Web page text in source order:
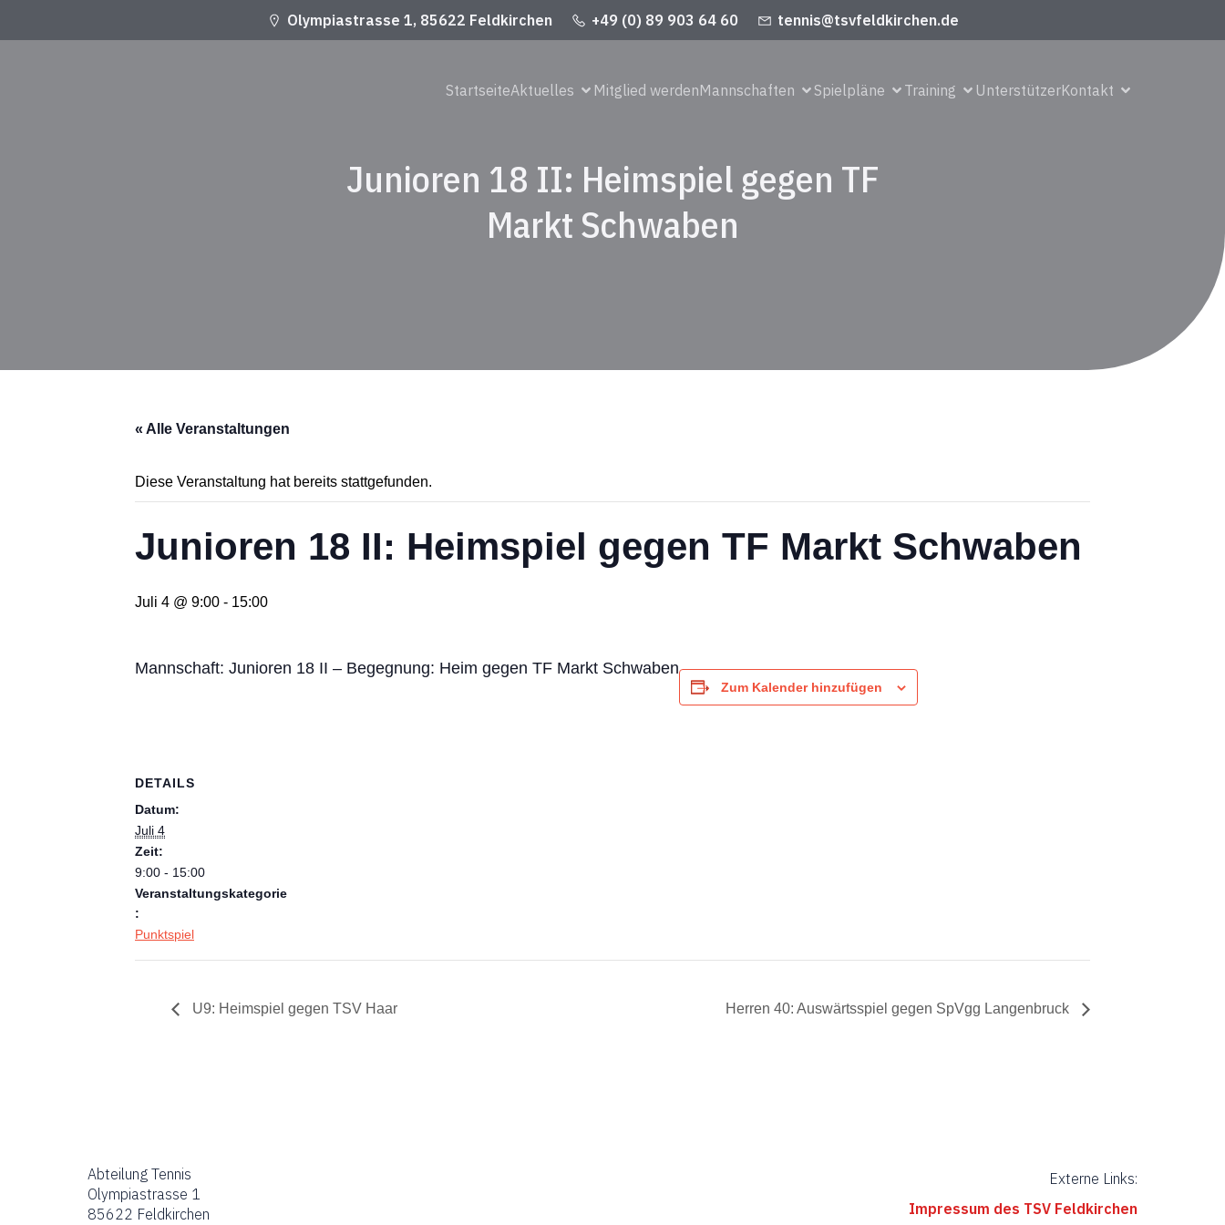
Olympiastrasse 1, 85622 Feldkirchen +49 (0) 89 903 64 60 tennis@tsvfeldkirchen.de
StartseiteAktuelles Mitglied werdenMannschaften Spielpläne Training UnterstützerKontakt
Junioren 18 II: Heimspiel gegen TF
Markt Schwaben
« Alle Veranstaltungen
Diese Veranstaltung hat bereits stattgefunden.
Junioren 18 II: Heimspiel gegen TF Markt Schwaben
Juli 4 @ 9:00 - 15:00
Mannschaft: Junioren 18 II – Begegnung: Heim gegen TF Markt Schwaben
Zum Kalender hinzufügen
DETAILS
Datum:
Juli 4
Zeit:
9:00 - 15:00
Veranstaltungskategorie
:
Punktspiel
U9: Heimspiel gegen TSV Haar Herren 40: Auswärtsspiel gegen SpVgg Langenbruck
Abteilung Tennis
Olympiastrasse 1
85622 Feldkirchen
Externe Links:
Impressum des TSV Feldkirchen